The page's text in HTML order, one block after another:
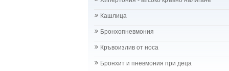
Рубеола
Температура - висока
Хрема при бебето и детето
Бъбреци
Бъбречна поликистоза
Кашлица
Бронхопневмония
Кръвоизлив от носа
Бронхит и пневмония при деца